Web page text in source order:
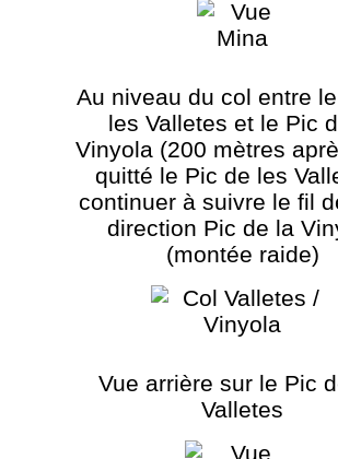
Au niveau du col entre
les Valletes et le Pic
Vinyola (200 mètres
quitté le Pic de les
continuer à suivre le fil
direction Pic de la
(montée raide)
Vue arrière sur le Pic
Valletes